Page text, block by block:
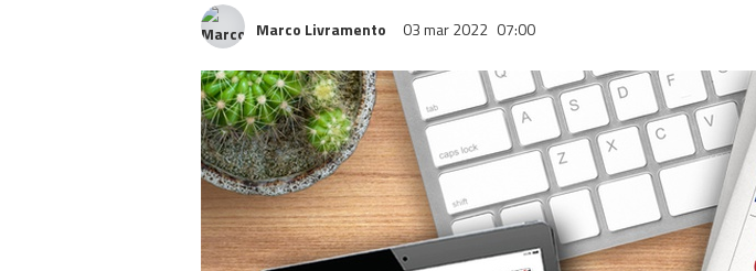
Marco Livramento 03 mar 2022 07:00